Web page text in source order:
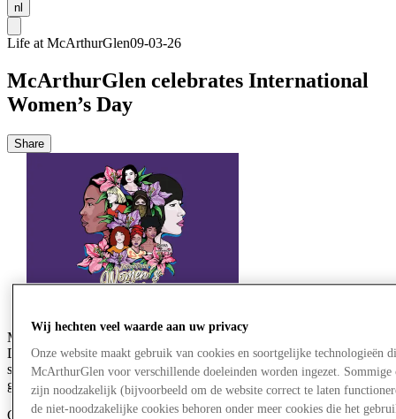
nl
Life at McArthurGlen09-03-26
McArthurGlen celebrates International
Women’s Day
Share
McArthurGlen Group proudly celebrated International Women's
Day this year with a series of events that shared messages of
strength, progress and inspiration with our people, brand partners,
guests and local communities.
Celebrated over the course of a week, McArthurGlen centres hosted
Wij hechten veel waarde aan uw privacy
Onze website maakt gebruik van cookies en soortgelijke technologieën
McArthurGlen voor verschillende doeleinden worden ingezet. Sommige
zijn noodzakelijk (bijvoorbeeld om de website correct te laten
de niet-noodzakelijke cookies behoren onder meer cookies die het